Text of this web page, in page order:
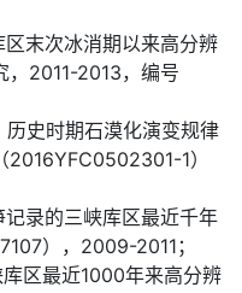
末次冰消期以来高分辨
，2011-2013，编号
史时期石漠化演变规律
1）
录的三峡库区最近千年
），2009-2011；
区最近1000年来高分辨